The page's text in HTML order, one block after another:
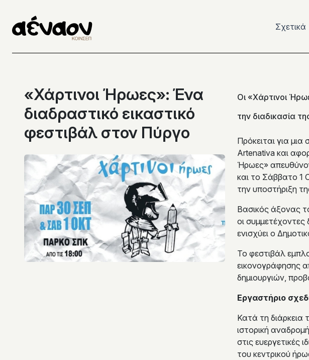
περιεχόμενο
Σχετικά
«Χάρτινοι Ήρωες»: Ένα
διαδραστικό εικαστικό
φεστιβάλ στον Πύργο
Οι «Χάρτινοι
την διαδικασία
Πρόκειται για
Artenativa και
Ήρωες»
και το Σάββατο 1
την υποστήριξη
Βασικός άξονας
οι
ενισχύει ο
Το φεστιβάλ
εικονογράφησης
δημιουργιών,
Εργαστήριο
Κατά τη διάρκεια
ιστορική
στις ευεργετικές
του κεντρικού